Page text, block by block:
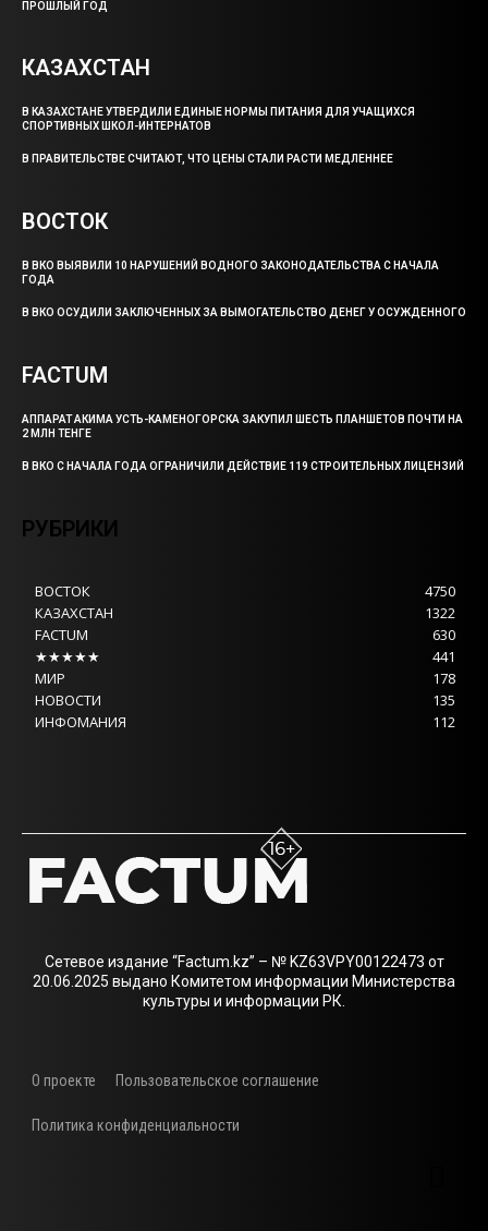
ПРОШЛЫЙ ГОД
КАЗАХСТАН
В КАЗАХСТАНЕ УТВЕРДИЛИ ЕДИНЫЕ НОРМЫ ПИТАНИЯ ДЛЯ УЧАЩИХСЯ
СПОРТИВНЫХ ШКОЛ-ИНТЕРНАТОВ
В ПРАВИТЕЛЬСТВЕ СЧИТАЮТ, ЧТО ЦЕНЫ СТАЛИ РАСТИ МЕДЛЕННЕЕ
ВОСТОК
В ВКО ВЫЯВИЛИ 10 НАРУШЕНИЙ ВОДНОГО ЗАКОНОДАТЕЛЬСТВА С НАЧАЛА
ГОДА
В ВКО ОСУДИЛИ ЗАКЛЮЧЕННЫХ ЗА ВЫМОГАТЕЛЬСТВО ДЕНЕГ У ОСУЖДЕННОГО
FACTUM
АППАРАТ АКИМА УСТЬ-КАМЕНОГОРСКА ЗАКУПИЛ ШЕСТЬ ПЛАНШЕТОВ ПОЧТИ НА
2 МЛН ТЕНГЕ
В ВКО С НАЧАЛА ГОДА ОГРАНИЧИЛИ ДЕЙСТВИЕ 119 СТРОИТЕЛЬНЫХ ЛИЦЕНЗИЙ
РУБРИКИ
ВОСТОК
4750
КАЗАХСТАН
1322
FACTUM
630
★★★★★
441
МИР
178
НОВОСТИ
135
ИНФОМАНИЯ
112
Сетевое издание “Factum.kz” – № KZ63VPY00122473 от
20.06.2025 выдано Комитетом информации Министерства
культуры и информации РК.
О проекте Пользовательское соглашение
Политика конфиденциальности